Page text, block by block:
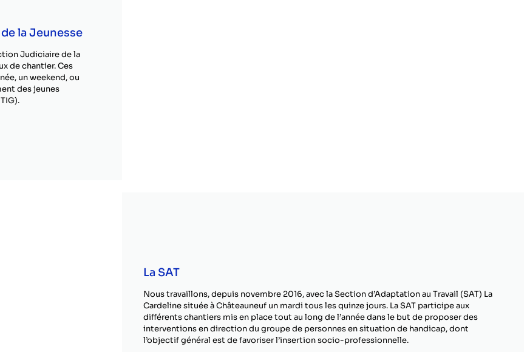
la Jeunesse
Judiciaire de la
de chantier. Ces
un weekend, ou
des jeunes
La SAT
Nous travaillons, depuis novembre 2016, avec la Section d’Adaptation au Travail (SAT) La
Cardeline située à Châteauneuf un mardi tous les quinze jours. La SAT participe aux
différents chantiers mis en place tout au long de l’année dans le but de proposer des
interventions en direction du groupe de personnes en situation de handicap, dont
l’objectif général est de favoriser l’insertion socio-professionnelle.